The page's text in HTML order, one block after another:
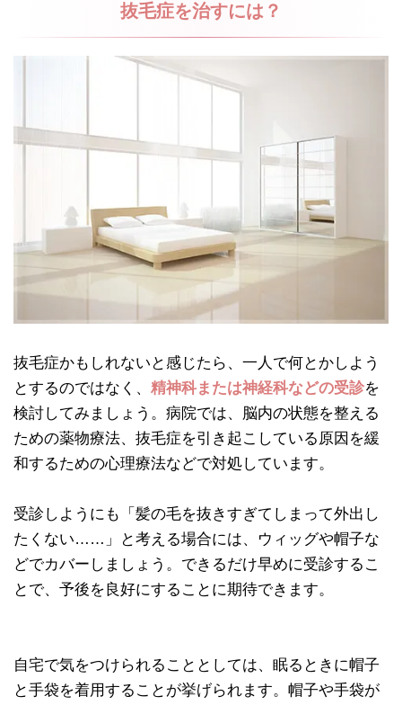
抜毛症を治すには？
抜毛症かもしれないと感じたら、一人で何とかしよう
とするのではなく、 精神科または神経科などの受診を
検討してみましょう。病院では、脳内の状態を整える
ための薬物療法、抜毛症を引き起こしている原因を緩
和するための心理療法などで対処しています。
受診しようにも「髪の毛を抜きすぎてしまって外出し
たくない……」と考える場合には、ウィッグや帽子な
どでカバーしましょう。できるだけ早めに受診するこ
とで、予後を良好にすることに期待できます。
自宅で気をつけられることとしては、眠るときに帽子
と手袋を着用することが挙げられます。帽子や手袋が